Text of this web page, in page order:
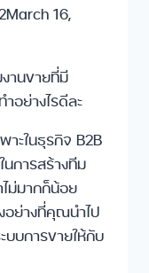
March 16,
านขายที่มี
อย่างไรดีละ
าะในธุรกิจ B2B
การสร้างทีม
ม่มากก็น้อย
อย่างที่คุณนำไป
บบการขายให้กับ